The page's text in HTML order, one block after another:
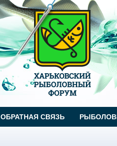
ОБРАТНАЯ СВЯЗЬ